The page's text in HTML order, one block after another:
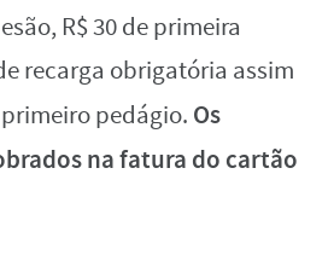
R$ 30 de primeira
recarga obrigatória assim
pedágio. Os
na fatura do cartão